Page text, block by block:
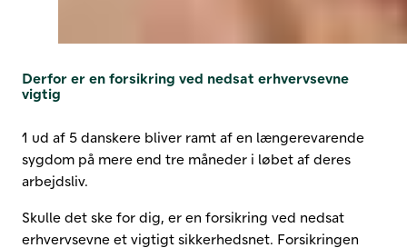
Derfor er en forsikring ved nedsat erhvervsevne
vigtig
1 ud af 5 danskere bliver ramt af en længerevarende
sygdom på mere end tre måneder i løbet af deres
arbejdsliv.
Skulle det ske for dig, er en forsikring ved nedsat
erhvervsevne et vigtigt sikkerhedsnet. Forsikringen